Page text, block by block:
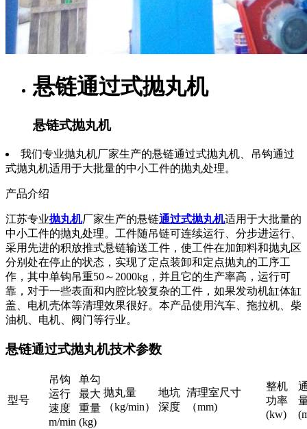
悬链通过式抛丸机
悬链式抛丸机
我们专业抛丸机厂家生产的悬链通过式抛丸机、吊钩通过
式抛丸机适用于大批量的中小工件的抛丸处理。
产品介绍
江苏专业抛丸机厂家生产的悬链通过式抛丸机适用于大批量的
中小工件的抛丸处理。工件随吊链可连续运行、分步进运行、
采用先进的积放推式悬链输送工件，使工件在加卸料和抛丸区
分别处在停止的状态，实现了定点装卸和定点抛丸的工序工
作，其中单钩吊重50～2000kg，并且它的生产率高，运行可
靠，对于一些表面和内腔比较复杂的工件，如果发动机缸体缸
盖、电机壳体等清理效果很好。本产品使用汽车、拖拉机、柴
油机、电机、阀门等行业。
悬链通过式抛丸机技术参数
型号
吊钩
运行
速度
m/min
单勾
最大
重量
(kg)
抛丸量
（kg/min）
地坑
深度
清理室尺寸
（mm)
整机
功率
(kw)